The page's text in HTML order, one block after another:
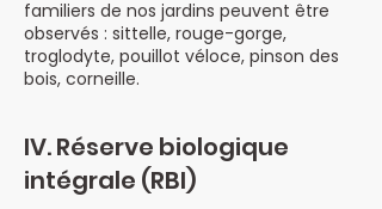
familiers de nos jardins peuvent être
observés : sittelle, rouge-gorge,
troglodyte, pouillot véloce, pinson des
bois, corneille.
IV. Réserve biologique
intégrale (RBI)